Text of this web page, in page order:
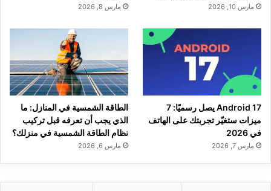
مارس 10, 2026 مارس 8, 2026
Android 17 يصل رسميًا: 7
ميزات ستغيّر تجربتك على الهاتف
في 2026
مارس 7, 2026
الطاقة الشمسية في المنازل: ما
الذي يجب أن تعرفه قبل تركيب
نظام الطاقة الشمسية في منزلك؟
مارس 6, 2026